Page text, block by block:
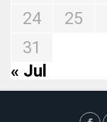
24
25
31
« Jul